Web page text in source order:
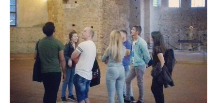
For
UNESCO
And
The
Youth
Alliance
Krusevo